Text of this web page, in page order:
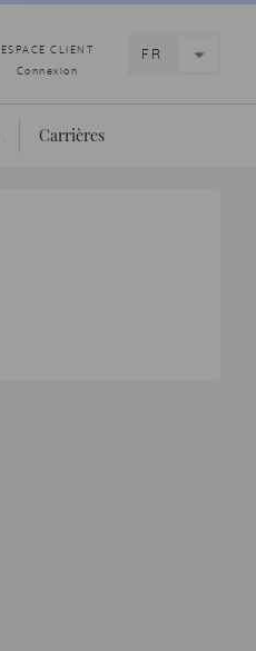
ESPACE CLIENT
Connexion
Carrières